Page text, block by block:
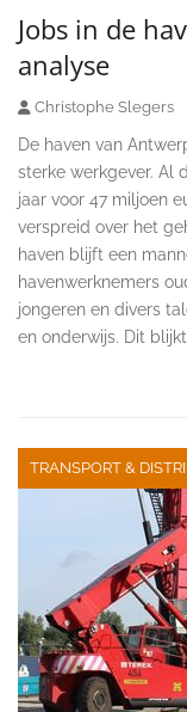
Jobs in de
analyse
Christophe Slegers
De haven van
sterke werkgever. Al
jaar voor 47 miljoen
verspreid over het
haven blijft een
havenwerknemers
jongeren en divers
en onderwijs. Dit
TRANSPORT &